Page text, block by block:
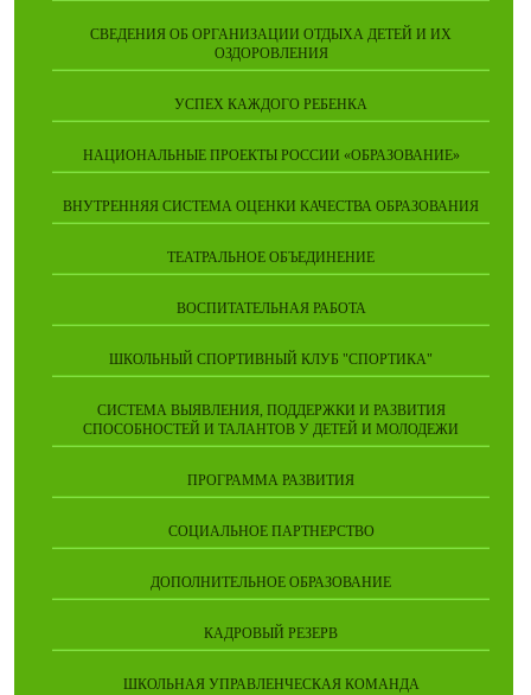
СВЕДЕНИЯ ОБ ОРГАНИЗАЦИИ ОТДЫХА ДЕТЕЙ И ИХ
ОЗДОРОВЛЕНИЯ
УСПЕХ КАЖДОГО РЕБЕНКА
НАЦИОНАЛЬНЫЕ ПРОЕКТЫ РОССИИ «ОБРАЗОВАНИЕ»
ВНУТРЕННЯЯ СИСТЕМА ОЦЕНКИ КАЧЕСТВА ОБРАЗОВАНИЯ
ТЕАТРАЛЬНОЕ ОБЪЕДИНЕНИЕ
ВОСПИТАТЕЛЬНАЯ РАБОТА
ШКОЛЬНЫЙ СПОРТИВНЫЙ КЛУБ "СПОРТИКА"
СИСТЕМА ВЫЯВЛЕНИЯ, ПОДДЕРЖКИ И РАЗВИТИЯ
СПОСОБНОСТЕЙ И ТАЛАНТОВ У ДЕТЕЙ И МОЛОДЕЖИ
ПРОГРАММА РАЗВИТИЯ
СОЦИАЛЬНОЕ ПАРТНЕРСТВО
ДОПОЛНИТЕЛЬНОЕ ОБРАЗОВАНИЕ
КАДРОВЫЙ РЕЗЕРВ
ШКОЛЬНАЯ УПРАВЛЕНЧЕСКАЯ КОМАНДА